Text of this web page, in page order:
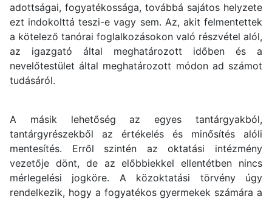
adottságai, fogyatékossága, továbbá sajátos helyzete
ezt indokolttá teszi-e vagy sem. Az, akit felmentettek
a kötelező tanórai foglalkozásokon való részvétel alól,
az igazgató által meghatározott időben és a
nevelőtestület által meghatározott módon ad számot
tudásáról.
A másik lehetőség az egyes tantárgyakból,
tantárgyrészekből az értékelés és minősítés alóli
mentesítés. Erről szintén az oktatási intézmény
vezetője dönt, de az előbbiekkel ellentétben nincs
mérlegelési jogköre. A közoktatási törvény úgy
rendelkezik, hogy a fogyatékos gyermekek számára a